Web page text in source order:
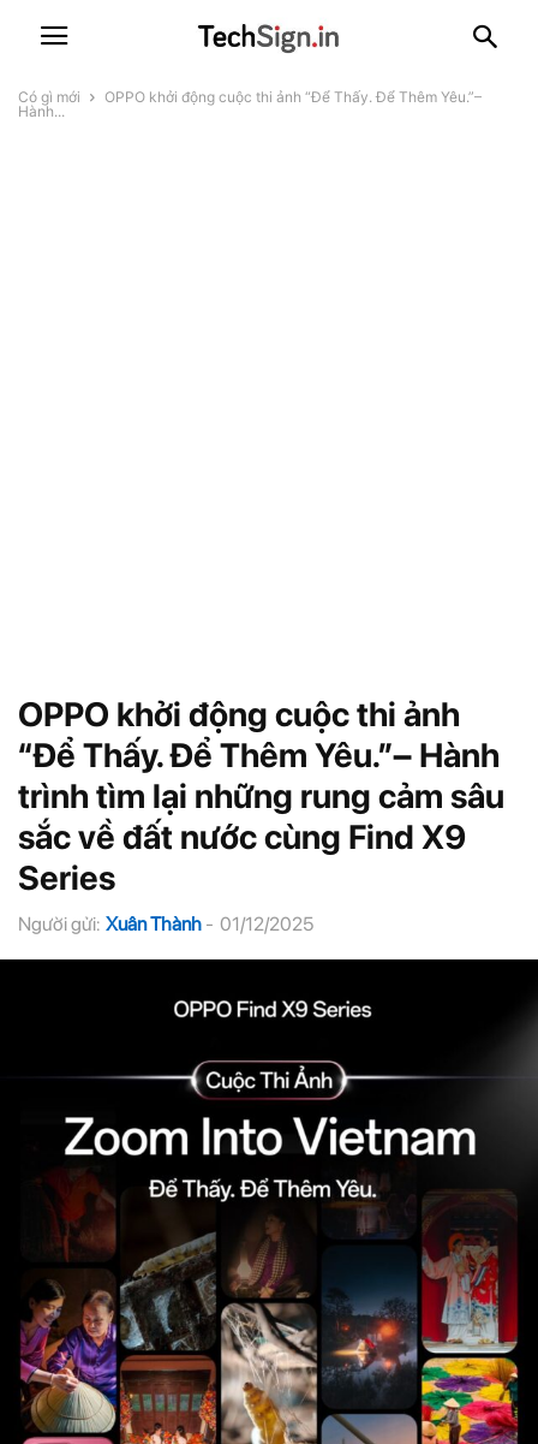
Có gì mới
OPPO khởi động cuộc thi ảnh “Để Thấy. Để Thêm Yêu.”–
Hành...
OPPO khởi động cuộc thi ảnh
“Để Thấy. Để Thêm Yêu.”– Hành
trình tìm lại những rung cảm sâu
sắc về đất nước cùng Find X9
Series
Người gửi: Xuân Thành - 01/12/2025